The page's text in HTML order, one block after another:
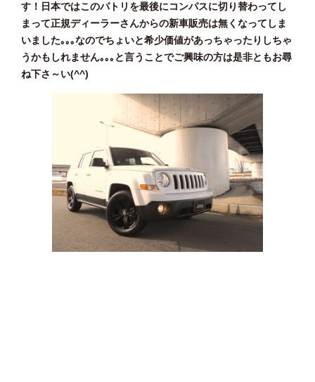
す！日本ではこのパトリを最後にコンパスに切り替わってし
まって正規ディーラーさんからの新車販売は無くなってしま
いました｡｡｡なのでちょいと希少価値があっちゃったりしちゃ
うかもしれません｡｡｡と言うことでご興味の方は是非ともお尋
ね下さ～い(^^)